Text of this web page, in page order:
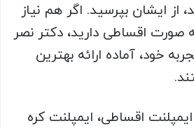
از ایشان بپرسید. اگر هم نیاز
صورت اقساطی دارید، دکتر نصر
خود، آماده ارائه بهترین
ایمپلنت اقساطی، ایمپلنت کره